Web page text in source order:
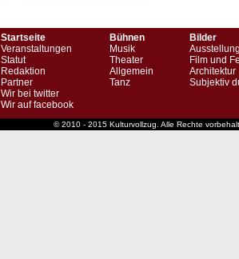
Startseite
Veranstaltungen
Statut
Redaktion
Partner
Wir bei twitter
Wir auf facebook
Bühnen
Musik
Theater
Allgemein
Tanz
Bilder
Film und
Architektur
Subjektiv
© 2010 - 2015 Kulturvollzug. Alle Rechte